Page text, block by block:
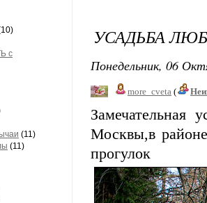
с
(11)
(11)
УСАДЬБА
Понедельник, 06
more_cveta (
Замечательная
Москвы,в
прогулок